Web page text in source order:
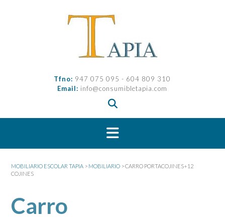
Tfno: 947 075 095 - 604 809 310
Email: info@consumibletapia.com
MOBILIARIO ESCOLAR TAPIA > MOBILIARIO >CARRO PORTACOJINES+12
COJINES
Carro